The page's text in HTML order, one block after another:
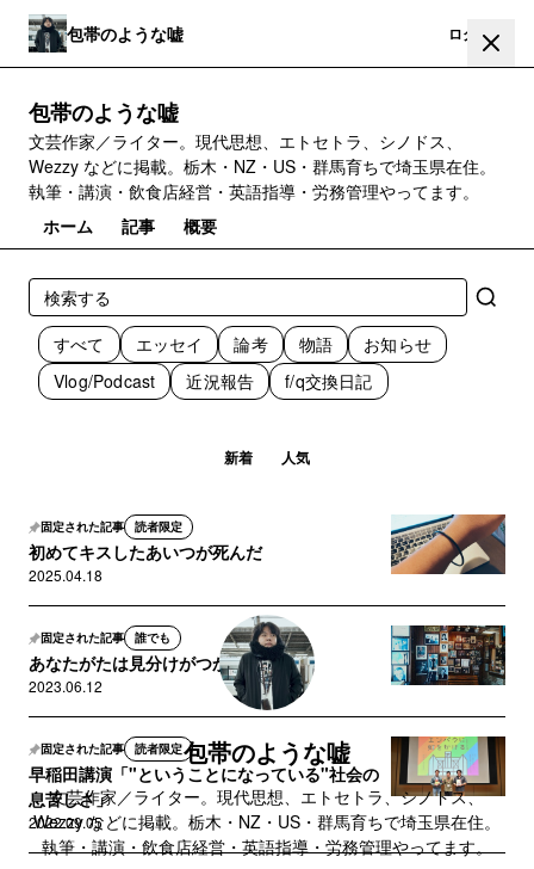
包帯のような嘘 ログイン
包帯のような嘘
文芸作家／ライター。現代思想、エトセトラ、シノドス、
Wezzy などに掲載。栃木・NZ・US・群馬育ちで埼玉県在住。
執筆・講演・飲食店経営・英語指導・労務管理やってます。
ホーム
記事 概要
すべて エッセイ 論考 物語
お知らせ
Vlog/Podcast
近況報告 f/q交換日記
新着 人気
固定された記事 読者限定
初めてキスしたあいつが死んだ
2025.04.18
固定された記事 誰でも
あなたがたは見分けがつかないから
2023.06.12
固定された記事 読者限定
早稲田講演「"ということになっている"社会の
息苦しさ」
2022.09.05
包帯のような嘘
文芸作家／ライター。現代思想、エトセトラ、シノドス、
Wezzy などに掲載。栃木・NZ・US・群馬育ちで埼玉県在住。
執筆・講演・飲食店経営・英語指導・労務管理やってます。